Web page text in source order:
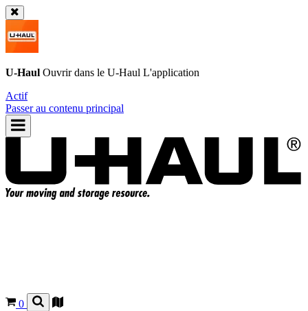
U-Haul Ouvrir dans le U-Haul L'application
Actif
Passer au contenu principal
0